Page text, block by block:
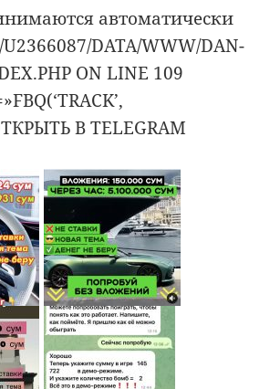
автоматически
DATA/WWW/DAN-
ON LINE 109
В TELEGRAM